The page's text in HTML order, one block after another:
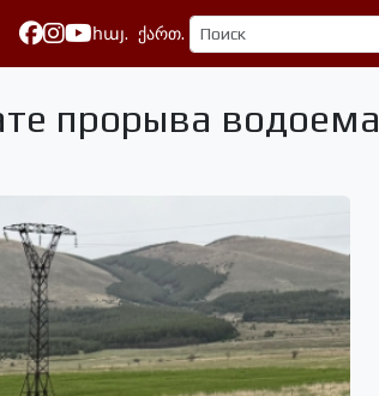
հայ. ქართ.
прорыва водоема